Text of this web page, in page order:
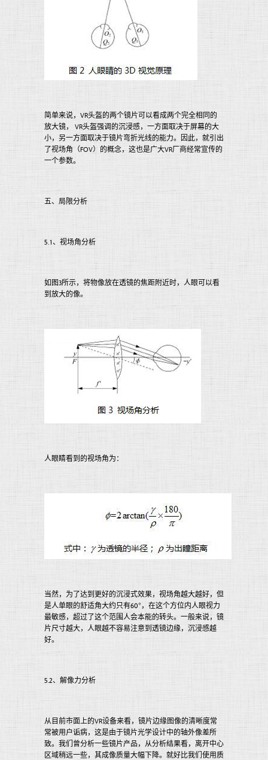
简单来说，VR头盔的两个镜片可以看成两个完全相同的
放大镜， VR头盔强调的沉浸感，一方面取决于屏幕的大
小，另一方面取决于镜片弯折光线的能力。因此，就引出
了视场角（FOV）的概念，这也是广大VR厂商经常宣传的
一个参数。
五、局限分析
5.1、视场角分析
如图3所示，将物像放在透镜的焦距附近时，人眼可以看
到放大的像。
人眼睛看到的视场角为：
当然，为了达到更好的沉浸式效果，视场角越大越好，但
是人单眼的舒适角大约只有60°，在这个方位内人眼视力
最敏感，超过了这个范围人会本能的转头。一般来说，镜
片尺寸越大，人眼越不容易注意到透镜边缘，沉浸感越
好。
5.2、解像力分析
从目前市面上的VR设备来看，镜片边缘图像的清晰度常
常被用户诟病，这是由于镜片光学设计中的轴外像差所
致。我们曾分析一些镜片产品，从分析结果看，离开中心
区域稍远一些，其成像质量大幅下降。就好比我们使用质